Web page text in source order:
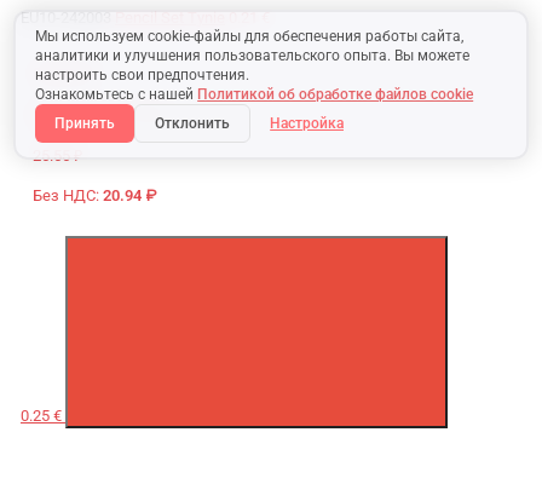
Мы используем cookie-файлы для обеспечения работы сайта,
аналитики и улучшения пользовательского опыта. Вы можете
настроить свои предпочтения.
Ознакомьтесь с нашей Политикой об обработке файлов cookie
Принять
Отклонить Настройка
EU10-242003
0.85 BYN
Без НДС: 0.71 BYN
25.55 ₽
Без НДС: 20.94 ₽
0.25 €